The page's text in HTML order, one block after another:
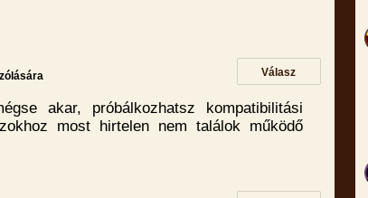
Válasz
akar, próbálkozhatsz kompatibilitási
most hirtelen nem találok működő